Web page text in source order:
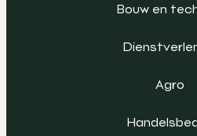
Bouw en
Agro